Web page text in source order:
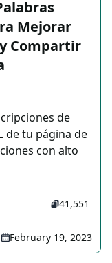
Mejorar
Compartir
de
de tu página de
con alto
41,551
February 19, 2023